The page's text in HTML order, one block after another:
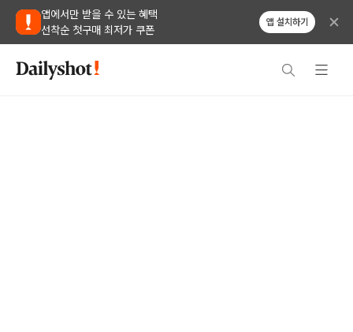
앱에서만 받을 수 있는 혜택
선착순 첫구매 최저가 쿠폰
앱 설치하기